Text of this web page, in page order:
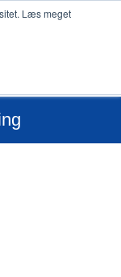
Læs meget